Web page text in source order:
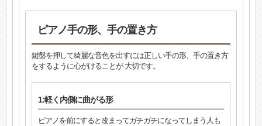
ピアノ手の形、手の置き方
鍵盤を押して綺麗な音色を出すには正しい手の形、手の置き方
をするように心がけることが 大切です。
1:軽く内側に曲がる形
ピアノを前にすると改まってガチガチになってしまう人も